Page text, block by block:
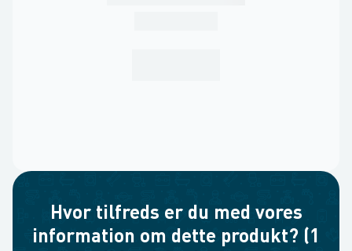
Hvor tilfreds er du med vores
information om dette produkt? (1